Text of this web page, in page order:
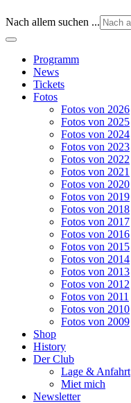
Nach allem suchen ...
Programm
News
Tickets
Fotos
Fotos von 2026
Fotos von 2025
Fotos von 2024
Fotos von 2023
Fotos von 2022
Fotos von 2021
Fotos von 2020
Fotos von 2019
Fotos von 2018
Fotos von 2017
Fotos von 2016
Fotos von 2015
Fotos von 2014
Fotos von 2013
Fotos von 2012
Fotos von 2011
Fotos von 2010
Fotos von 2009
Shop
History
Der Club
Lage & Anfahrt
Miet mich
Newsletter